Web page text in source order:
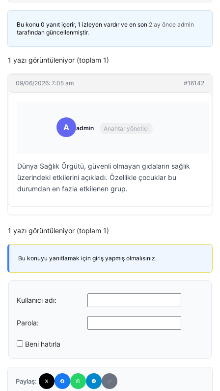
Bu konu 0 yanıt içerir, 1 izleyen vardır ve en son 2 ay önce admin
tarafından güncellenmiştir.
1 yazı görüntüleniyor (toplam 1)
09/06/2026: 7:05 am #16142
A admin Anahtar yönetici
Dünya Sağlık Örgütü, güvenli olmayan gıdaların sağlık
üzerindeki etkilerini açıkladı. Özellikle çocuklar bu
durumdan en fazla etkilenen grup.
1 yazı görüntüleniyor (toplam 1)
Bu konuyu yanıtlamak için giriş yapmış olmalısınız.
Kullanıcı adı:
Parola:
Beni hatırla
Paylaş: